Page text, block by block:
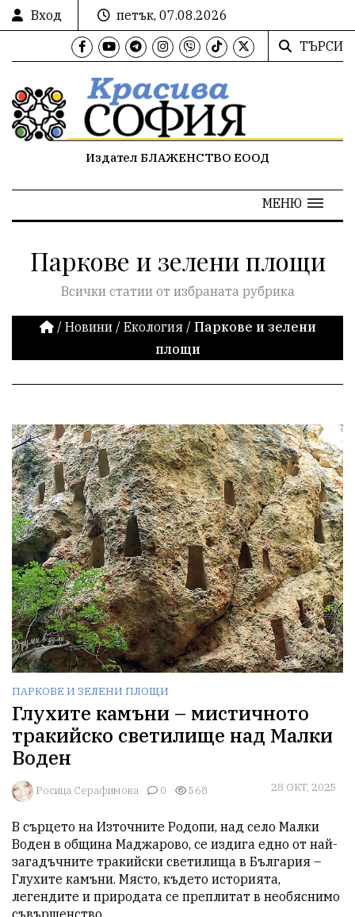
Вход
петък, 07.08.2026
ТЪРСИ
Издател БЛАЖЕНСТВО ЕООД
МЕНЮ
Паркове и зелени площи
Всички статии от избраната рубрика
/ Новини / Екология / Паркове и зелени
площи
ПАРКОВЕ И ЗЕЛЕНИ ПЛОЩИ
Глухите камъни – мистичното
тракийско светилище над Малки
Воден
Росица Серафимова 0 568 28 ОКТ, 2025
В сърцето на Източните Родопи, над село Малки
Воден в община Маджарово, се издига едно от най-
загадъчните тракийски светилища в България –
Глухите камъни. Място, където историята,
легендите и природата се преплитат в необяснимо